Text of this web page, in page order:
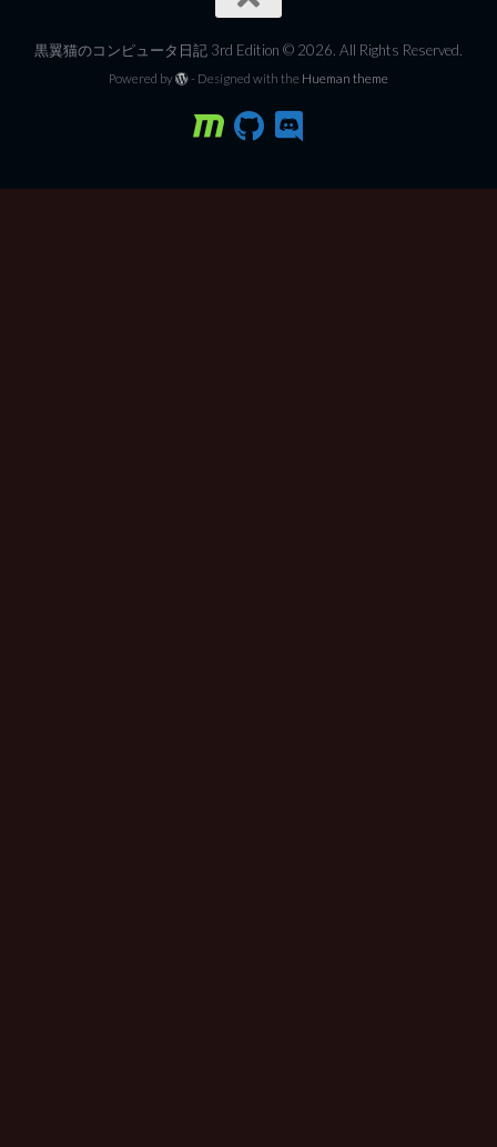
黒翼猫のコンピュータ日記 3rd Edition © 2026. All Rights Reserved.
Powered by - Designed with the Hueman theme